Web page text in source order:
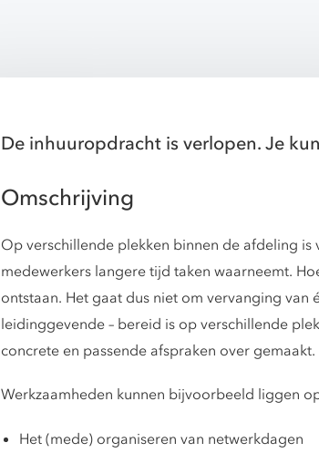
De inhuuropdracht is verlopen. Je
Omschrijving
Op verschillende plekken binnen de afdeling
medewerkers langere tijd taken waarneemt.
ontstaan. Het gaat dus niet om vervanging
leidinggevende – bereid is op verschillende
concrete en passende afspraken over gemaakt.
Werkzaamheden kunnen bijvoorbeeld liggen
Het (mede) organiseren van netwerkdagen